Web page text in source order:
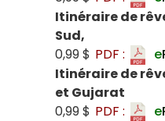
Itinéraire de
Sud,
0,99 $ PDF : e
Itinéraire de
et Gujarat
0,99 $ PDF : e